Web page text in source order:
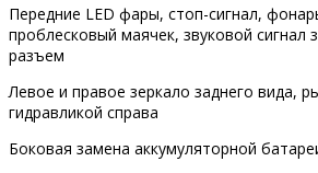
Передние LED фары, стоп-сигнал,
проблесковый маячек, звуковой сигнал
разъем
Левое и правое зеркало заднего вида,
гидравликой справа
Боковая замена аккумуляторной